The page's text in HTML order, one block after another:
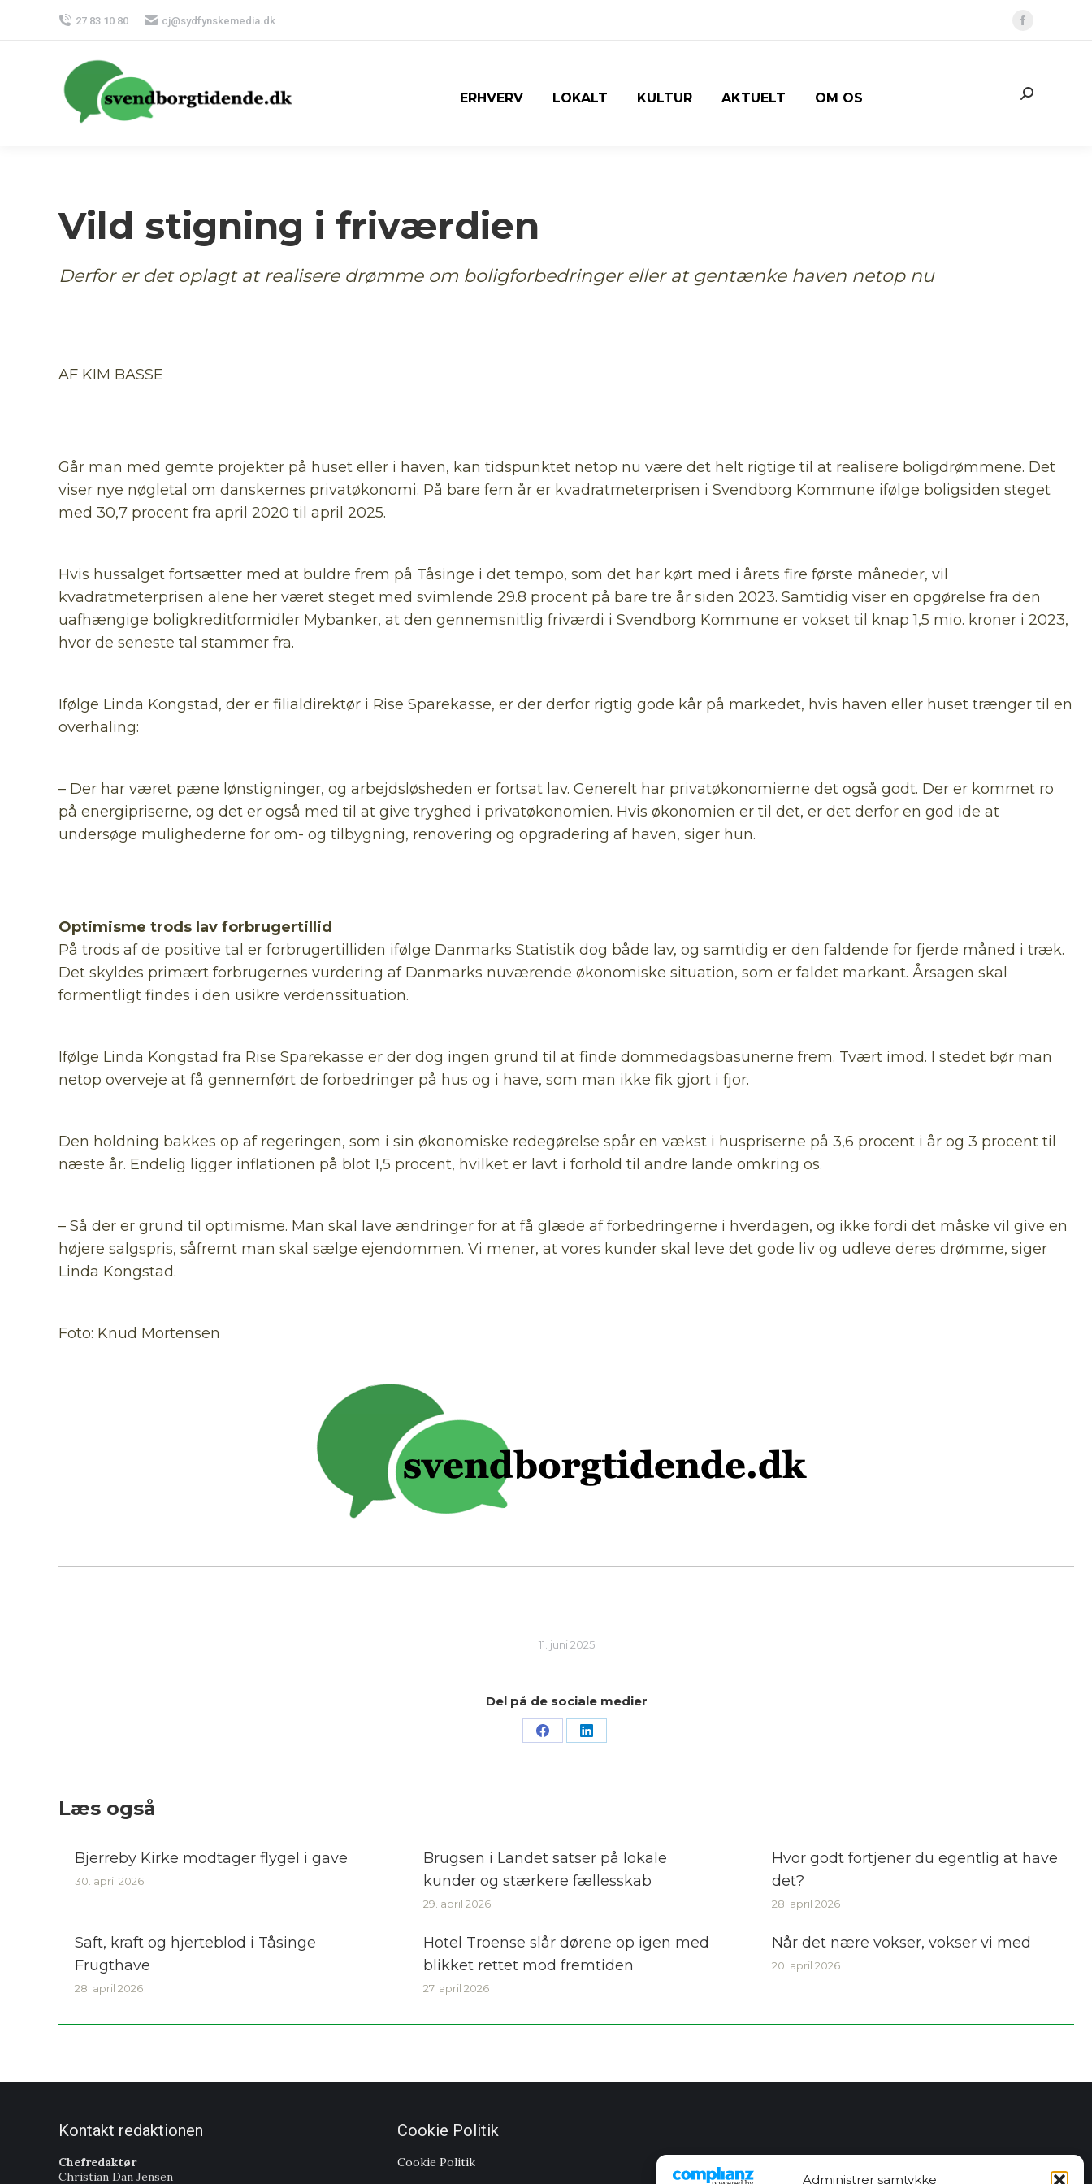
Administrer samtykke
27 83 10 80 cj@sydfynskemedia.dk
in
ERHVERV LOKALT KULTUR AKTUELT OM OS Search:
Vild stigning i friværdien
Derfor er det oplagt at realisere drømme om boligforbedringer eller at gentænke haven netop nu
AF KIM BASSE
Går man med gemte projekter på huset eller i haven, kan tidspunktet netop nu være det helt rigtige til at realisere boligdrømmene. Det
viser nye nøgletal om danskernes privatøkonomi. På bare fem år er kvadratmeterprisen i Svendborg Kommune ifølge boligsiden steget
med 30,7 procent fra april 2020 til april 2025.
Hvis hussalget fortsætter med at buldre frem på Tåsinge i det tempo, som det har kørt med i årets fire første måneder, vil
kvadratmeterprisen alene her været steget med svimlende 29.8 procent på bare tre år siden 2023. Samtidig viser en opgørelse fra den
uafhængige boligkreditformidler Mybanker, at den gennemsnitlig friværdi i Svendborg Kommune er vokset til knap 1,5 mio. kroner i 2023,
hvor de seneste tal stammer fra.
Ifølge Linda Kongstad, der er filialdirektør i Rise Sparekasse, er der derfor rigtig gode kår på markedet, hvis haven eller huset trænger til en
overhaling:
– Der har været pæne lønstigninger, og arbejdsløsheden er fortsat lav. Generelt har privatøkonomierne det også godt. Der er kommet ro
på energipriserne, og det er også med til at give tryghed i privatøkonomien. Hvis økonomien er til det, er det derfor en god ide at
undersøge mulighederne for om- og tilbygning, renovering og opgradering af haven, siger hun.
Optimisme trods lav forbrugertillid
På trods af de positive tal er forbrugertilliden ifølge Danmarks Statistik dog både lav, og samtidig er den faldende for fjerde måned i træk.
Det skyldes primært forbrugernes vurdering af Danmarks nuværende økonomiske situation, som er faldet markant. Årsagen skal
formentligt findes i den usikre verdenssituation.
Ifølge Linda Kongstad fra Rise Sparekasse er der dog ingen grund til at finde dommedagsbasunerne frem. Tvært imod. I stedet bør man
netop overveje at få gennemført de forbedringer på hus og i have, som man ikke fik gjort i fjor.
Den holdning bakkes op af regeringen, som i sin økonomiske redegørelse spår en vækst i huspriserne på 3,6 procent i år og 3 procent til
næste år. Endelig ligger inflationen på blot 1,5 procent, hvilket er lavt i forhold til andre lande omkring os.
– Så der er grund til optimisme. Man skal lave ændringer for at få glæde af forbedringerne i hverdagen, og ikke fordi det måske vil give en
højere salgspris, såfremt man skal sælge ejendommen. Vi mener, at vores kunder skal leve det gode liv og udleve deres drømme, siger
Linda Kongstad.
Foto: Knud Mortensen
11. juni 2025
Del på de sociale medier
Share Share
Læs også
Bjerreby Kirke modtager flygel i gave
30. april 2026
Brugsen i Landet satser på lokale
kunder og stærkere fællesskab
29. april 2026
Hvor godt fortjener du egentlig at have
det?
28. april 2026
Saft, kraft og hjerteblod i Tåsinge
Frugthave
28. april 2026
Hotel Troense slår dørene op igen med
blikket rettet mod fremtiden
27. april 2026
Når det nære vokser, vokser vi med
20. april 2026
Kontakt redaktionen
Chefredaktør
Christian Dan Jensen
Cookie Politik
Cookie Politik